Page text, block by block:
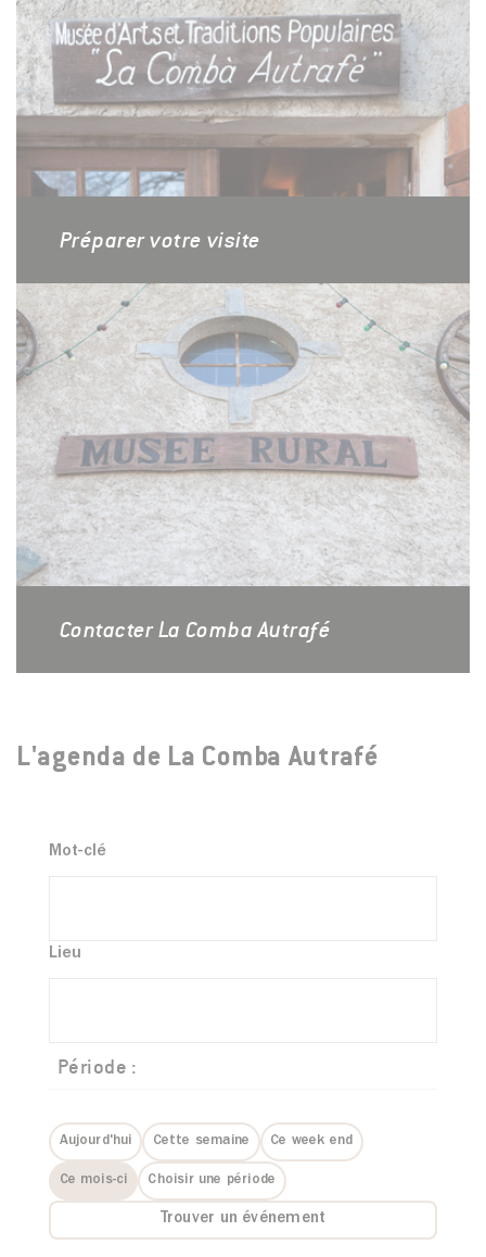
Préparer votre visite
Contacter La Comba Autrafé
L'agenda de La Comba Autrafé
Mot-clé
Lieu
Période :
Aujourd'hui Cette semaine Ce week end
Ce mois-ci Choisir une période